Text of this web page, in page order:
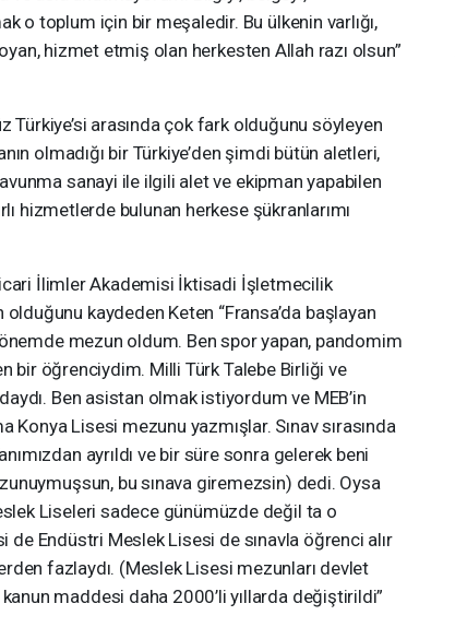
o toplum için bir meşaledir. Bu ülkenin varlığı,
hizmet etmiş olan herkesten Allah razı olsun”
Türkiye’si arasında çok fark olduğunu söyleyen
olmadığı bir Türkiye’den şimdi bütün aletleri,
sanayi ile ilgili alet ve ekipman yapabilen
hizmetlerde bulunan herkese şükranlarımı
İlimler Akademisi İktisadi İşletmecilik
kaydeden Keten “Fransa’da başlayan
mezun oldum. Ben spor yapan, pandomim
bir öğrenciydim. Milli Türk Talebe Birliği ve
Ben asistan olmak istiyordum ve MEB’in
Lisesi mezunu yazmışlar. Sınav sırasında
ayrıldı ve bir süre sonra gelerek beni
bu sınava giremezsin) dedi. Oysa
Liseleri sadece günümüzde değil ta o
Endüstri Meslek Lisesi de sınavla öğrenci alır
fazlaydı. (Meslek Lisesi mezunları devlet
maddesi daha 2000’li yıllarda değiştirildi”